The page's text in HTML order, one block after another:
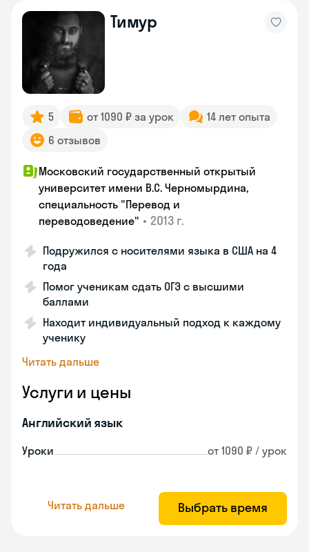
Тимур
5 от 1090 ₽ за урок
14 лет опыта
6 отзывов
Московский государственный открытый
университет имени В.С. Черномырдина,
специальность "Перевод и
переводоведение" • 2013 г.
Подружился с носителями языка в США на 4
года
Помог ученикам сдать ОГЭ с высшими
баллами
Находит индивидуальный подход к каждому
ученику
Читать дальше
Услуги и цены
Английский язык
Уроки от 1090 ₽ / урок
Читать дальше Выбрать время